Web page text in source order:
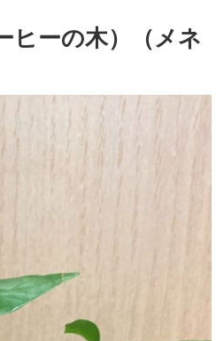
ヒーの木）（メネ